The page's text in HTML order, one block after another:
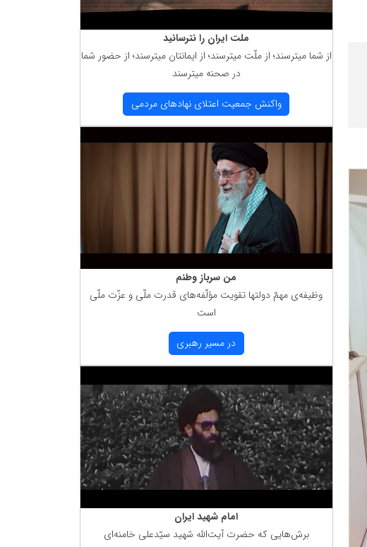
ملت ایران را نترسانید
از شما میترسند؛ از ملّت میترسند؛ از ایمانتان میترسند؛ از حضور شما
در صحنه میترسند
واكنش جمعیت اعتلای نهادهای مردمی
من سرباز وطنم
وظیفه‌ی مهمّ دولتها تقویت مؤلّفه‌های قدرت ملّی و عزّت ملّی
است
در مسیر رهبری
امام شهید ایران
برش‌هایی كه حضرت آیت‌الله شهید سیّدعلی خامنه‌ای